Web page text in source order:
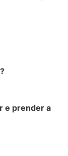
e prender a